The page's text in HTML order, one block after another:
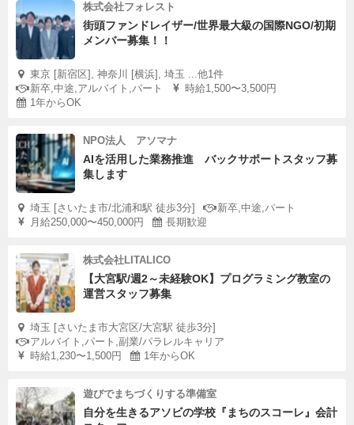
株式会社フォレスト
街頭ファンドレイザー/世界最大級の国際NGO/初期
メンバー募集！！
東京 [新宿区], 神奈川 [横浜], 埼玉 ...他1件
新卒,中途,アルバイト,パート
時給1,500〜3,500円
1年からOK
NPO法人 アソマナ
AIを活用した業務推進 バックサポートスタッフ募
集します
埼玉 [さいたま市/北浦和駅 徒歩3分]
新卒,中途,パート
月給250,000〜450,000円
長期歓迎
株式会社LITALICO
【大宮駅/週2～未経験OK】プログラミング教室の
運営スタッフ募集
埼玉 [さいたま市大宮区/大宮駅 徒歩3分]
アルバイト,パート,副業/パラレルキャリア
時給1,230〜1,500円
1年からOK
遊びでまちづくりする準備室
自分を生きるアソビの学校『まちのスコーレ』会計